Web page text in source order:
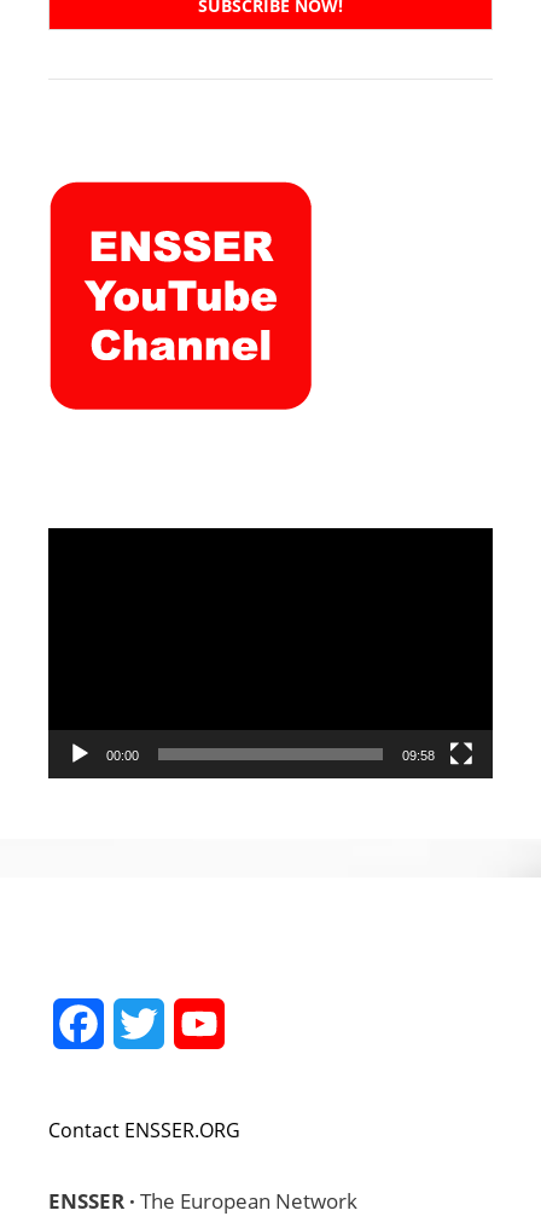
00:00 09:58
FacebookTwitter
Contact ENSSER.ORG
ENSSER · The European Network